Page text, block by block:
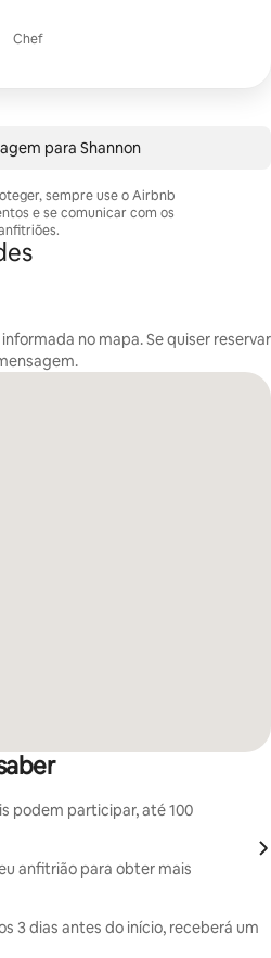
Chef
para Shannon
sempre use o Airbnb
e se comunicar com os
no mapa. Se quiser reservar
podem participar, até 100
anfitrião para obter mais
3 dias antes do início, receberá um